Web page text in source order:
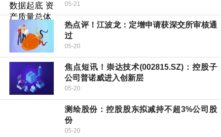
05-21
热点评！江波龙：定增申请获深交所审核通
过
05-20
焦点短讯！崇达技术(002815.SZ)：控股子
公司普诺威进入创新层
05-20
测绘股份：控股股东拟减持不超3%公司股
份
05-20